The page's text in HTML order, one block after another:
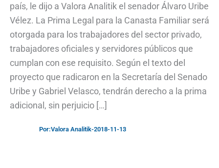
país, le dijo a Valora Analitik el senador Álvaro Uribe
Vélez. La Prima Legal para la Canasta Familiar será
otorgada para los trabajadores del sector privado,
trabajadores oficiales y servidores públicos que
cumplan con ese requisito. Según el texto del
proyecto que radicaron en la Secretaría del Senado
Uribe y Gabriel Velasco, tendrán derecho a la prima
adicional, sin perjuicio […]
Por:Valora Analitik-2018-11-13